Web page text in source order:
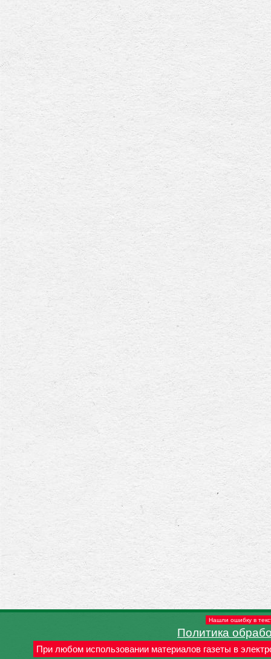
Нашли ошибку в
Политика
При любом использовании материалов газеты в